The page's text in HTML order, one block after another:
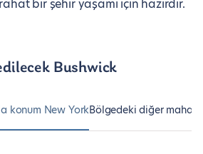
bir şehir yaşamı için hazırdır.
Bushwick
konum New YorkBölgedeki diğer